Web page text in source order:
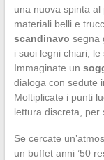
una nuova spinta al
materiali belli e
scandinavo segna
i suoi legni chiari, le
Immaginate un
dialoga con sedute
Moltiplicate i punti
lettura discreta, per
Se cercate
un buffet anni ’50